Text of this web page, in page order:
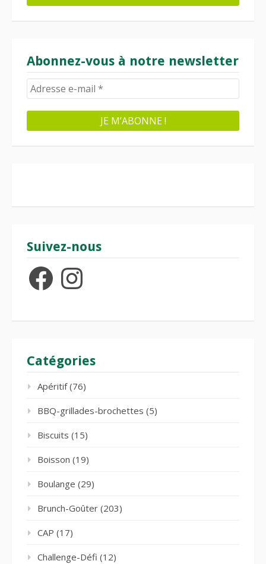
Abonnez-vous à notre newsletter
Suivez-nous
FacebookInstagram
Catégories
Apéritif(76)
BBQ-grillades-brochettes (5)
Biscuits (15)
Boisson (19)
Boulange (29)
Brunch-Goûter (203)
CAP (17)
Challenge-Défi (12)